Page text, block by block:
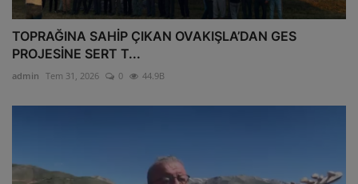
TOPRAĞINA SAHİP ÇIKAN OVAKIŞLA’DAN GES
PROJESİNE SERT T...
admin Tem 31, 2026 0 44.9B